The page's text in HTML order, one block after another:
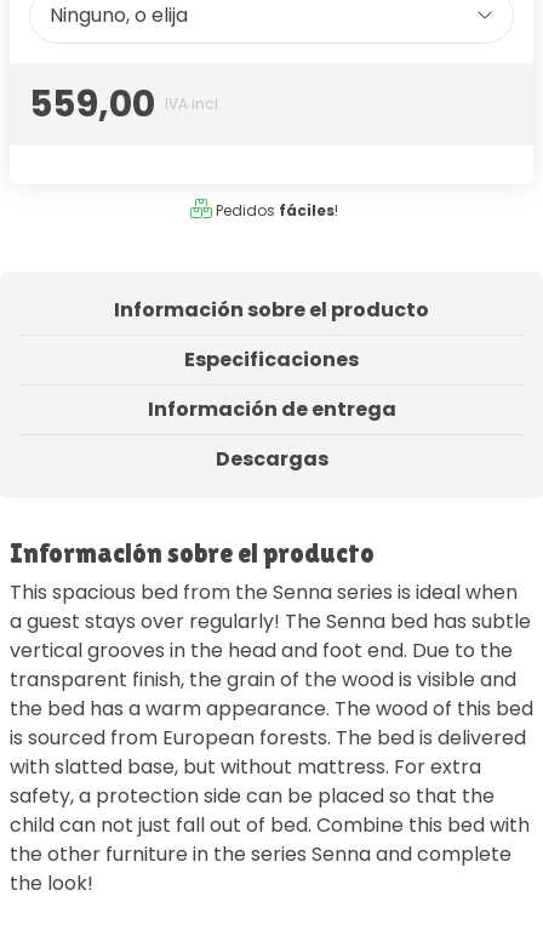
Ninguno, o elija
559,00 IVA incl.
Pedidos fáciles!
Información sobre el producto
Especificaciones
Información de entrega
Descargas
Información sobre el producto
This spacious bed from the Senna series is ideal when
a guest stays over regularly! The Senna bed has subtle
vertical grooves in the head and foot end. Due to the
transparent finish, the grain of the wood is visible and
the bed has a warm appearance. The wood of this bed
is sourced from European forests. The bed is delivered
with slatted base, but without mattress. For extra
safety, a protection side can be placed so that the
child can not just fall out of bed. Combine this bed with
the other furniture in the series Senna and complete
the look!